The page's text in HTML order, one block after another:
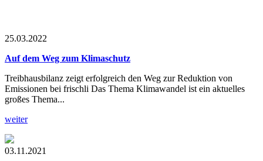
25.03.2022
Auf dem Weg zum Klimaschutz
Treibhausbilanz zeigt erfolgreich den Weg zur Reduktion von
Emissionen bei frischli Das Thema Klimawandel ist ein aktuelles
großes Thema...
weiter
03.11.2021